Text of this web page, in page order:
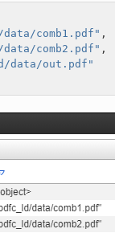
comb1.pdf" ,
comb2.pdf" ,
data/out.pdf"